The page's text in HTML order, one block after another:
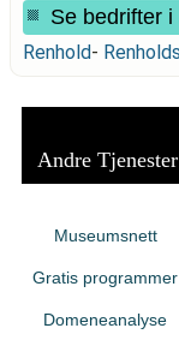
Se bedrifter
Renhold-
Andre Tjenester
Museumsnett
Gratis programmer
Domeneanalyse